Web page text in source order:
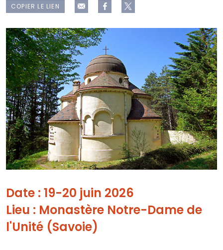
COPIER LE LIEN
Date : 19-20 juin 2026
Lieu : Monastère Notre-Dame de
l'Unité (Savoie)